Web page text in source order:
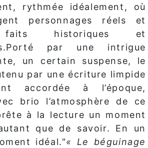
rythmée idéalement, où
personnages réels et
historiques et
Porté par une intrigue
un certain suspense, le
par une écriture limpide
accordée à l’époque,
brio l’atmosphère de ce
à la lecture un moment
que de savoir. En un
idéal."« Le béguinage